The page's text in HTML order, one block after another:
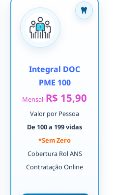
Integral DOC
PME 100
Mensal R$ 15,90
Valor por Pessoa
De 100 a 199 vidas
*Sem Zero
Cobertura Rol ANS
Contratação Online